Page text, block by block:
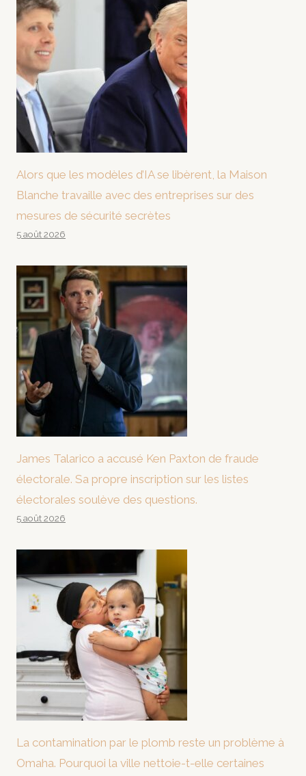
Alors que les modèles d’IA se libèrent, la Maison
Blanche travaille avec des entreprises sur des
mesures de sécurité secrètes
5 août 2026
James Talarico a accusé Ken Paxton de fraude
électorale. Sa propre inscription sur les listes
électorales soulève des questions.
5 août 2026
La contamination par le plomb reste un problème à
Omaha. Pourquoi la ville nettoie-t-elle certaines